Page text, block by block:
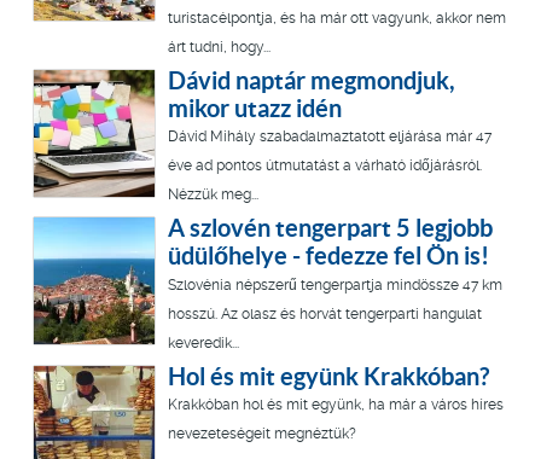
turistacélpontja, és ha már ott vagyunk, akkor nem
árt tudni, hogy...
Dávid naptár megmondjuk,
mikor utazz idén
Dávid Mihály szabadalmaztatott eljárása már 47
éve ad pontos útmutatást a várható időjárásról.
Nézzük meg...
A szlovén tengerpart 5 legjobb
üdülőhelye - fedezze fel Ön is!
Szlovénia népszerű tengerpartja mindössze 47 km
hosszú. Az olasz és horvát tengerparti hangulat
keveredik...
Hol és mit együnk Krakkóban?
Krakkóban hol és mit együnk, ha már a város híres
nevezeteségeit megnéztük?